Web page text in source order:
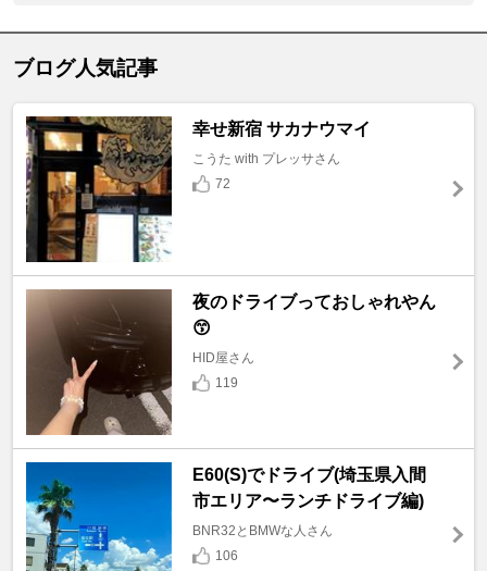
ブログ人気記事
幸せ新宿 サカナウマイ
こうた with プレッサさん
72
夜のドライブっておしゃれやん
😙
HID屋さん
119
E60(S)でドライブ(埼玉県入間
市エリア〜ランチドライブ編)
BNR32とBMWな人さん
106